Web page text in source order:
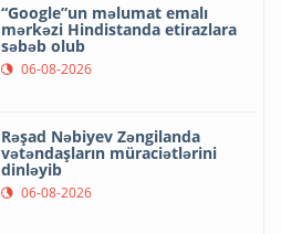
“Google”un məlumat emalı
mərkəzi Hindistanda etirazlara
səbəb olub
06-08-2026
Rəşad Nəbiyev Zəngilanda
vətəndaşların müraciətlərini
dinləyib
06-08-2026